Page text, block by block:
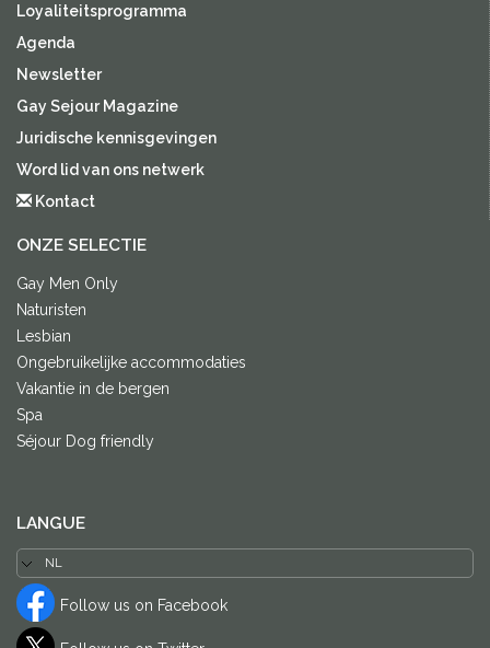
Loyaliteitsprogramma
Agenda
Newsletter
Gay Sejour Magazine
Juridische kennisgevingen
Word lid van ons netwerk
Kontact
ONZE SELECTIE
Gay Men Only
Naturisten
Lesbian
Ongebruikelijke accommodaties
Vakantie in de bergen
Spa
Séjour Dog friendly
LANGUE
Follow us on Facebook